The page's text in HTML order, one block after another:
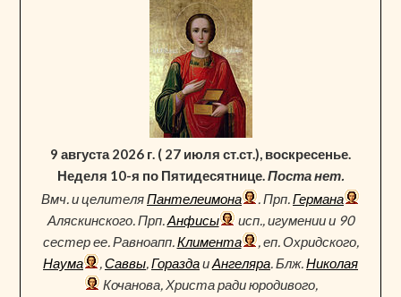
9 августа 2026 г. ( 27 июля ст.ст.), воскресенье.
Неделя 10-я по Пятидесятнице.Поста нет.
Вмч. и целителяПантелеимона . Прп.Германа
Аляскинского. Прп.Анфисы
исп., игумении и 90
сестер ее. Равноапп.Климента
, еп. Охридского,
Наума
,Саввы,ГораздаиАнгеляра. Блж.Николая
Кочанова, Христа ради юродивого,